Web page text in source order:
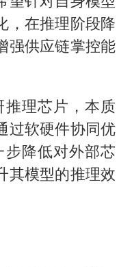
，在推理阶段降
强供应链掌控能
推理芯片，本质
过软硬件协同优
步降低对外部芯
其模型的推理效